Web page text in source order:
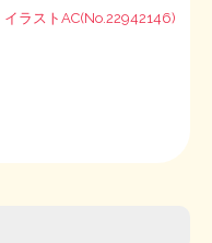
イラストAC(No.22942146)